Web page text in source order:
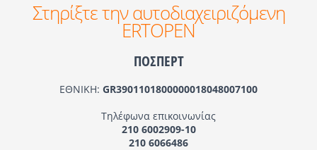
Στηρίξτε την αυτοδιαχειριζόμενη
ERTOPEN
ΠΟΣΠΕΡΤ
ΕΘΝΙΚΗ: GR3901101800000018048007100
Τηλέφωνα επικοινωνίας
210 6002909-10
210 6066486